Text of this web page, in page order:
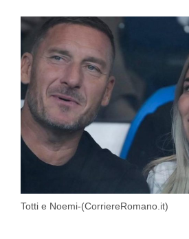
Totti e Noemi-(CorriereRomano.it)